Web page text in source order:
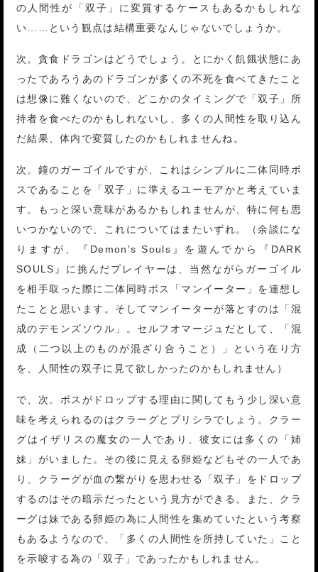
の人間性が「双子」に変質するケースもあるかもしれな
い……という観点は結構重要なんじゃないでしょうか。
次。貪食ドラゴンはどうでしょう。とにかく飢餓状態にあ
ったであろうあのドラゴンが多くの不死を食べてきたこと
は想像に難くないので、どこかのタイミングで「双子」所
持者を食べたのかもしれないし、多くの人間性を取り込ん
だ結果、体内で変質したのかもしれませんね。
次。鐘のガーゴイルですが、これはシンプルに二体同時ボ
スであることを「双子」に準えるユーモアかと考えていま
す。もっと深い意味があるかもしれませんが、特に何も思
いつかないので、これについてはまたいずれ。（余談にな
りますが、『Demon's Souls』を遊んでから『DARK
SOULS』に挑んだプレイヤーは、当然ながらガーゴイル
を相手取った際に二体同時ボス「マンイーター」を連想し
たことと思います。そしてマンイーターが落とすのは「混
成のデモンズソウル」。セルフオマージュだとして、「混
成（二つ以上のものが混ざり合うこと）」という在り方
を、人間性の双子に見て欲しかったのかもしれません）
で、次。ボスがドロップする理由に関してもう少し深い意
味を考えられるのはクラーグとプリシラでしょう。クラー
グはイザリスの魔女の一人であり、彼女には多くの「姉
妹」がいました。その後に見える卵姫などもその一人であ
り、クラーグが血の繋がりを思わせる「双子」をドロップ
するのはその暗示だったという見方ができる。また、クラ
ーグは妹である卵姫の為に人間性を集めていたという考察
もあるようなので、「多くの人間性を所持していた」こと
を示唆する為の「双子」であったかもしれません。